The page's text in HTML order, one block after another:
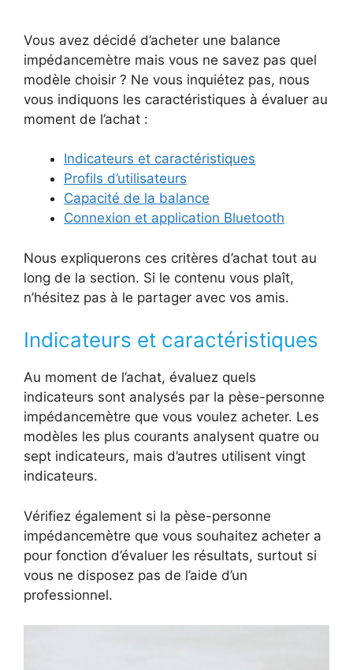
Vous avez décidé d’acheter une balance
impédancemètre mais vous ne savez pas quel
modèle choisir ? Ne vous inquiétez pas, nous
vous indiquons les caractéristiques à évaluer au
moment de l’achat :
Indicateurs et caractéristiques
Profils d’utilisateurs
Capacité de la balance
Connexion et application Bluetooth
Nous expliquerons ces critères d’achat tout au
long de la section. Si le contenu vous plaît,
n’hésitez pas à le partager avec vos amis.
Indicateurs et caractéristiques
Au moment de l’achat, évaluez quels
indicateurs sont analysés par la pèse-personne
impédancemètre que vous voulez acheter. Les
modèles les plus courants analysent quatre ou
sept indicateurs, mais d’autres utilisent vingt
indicateurs.
Vérifiez également si la pèse-personne
impédancemètre que vous souhaitez acheter a
pour fonction d’évaluer les résultats, surtout si
vous ne disposez pas de l’aide d’un
professionnel.